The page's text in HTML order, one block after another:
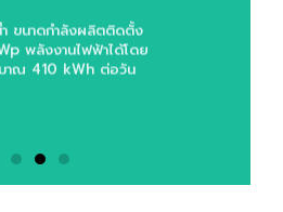
ขนาดกำลังผลิตติดตั้ง
พลังงานไฟฟ้าได้โดย
มาณ 410 kWh ต่อวัน